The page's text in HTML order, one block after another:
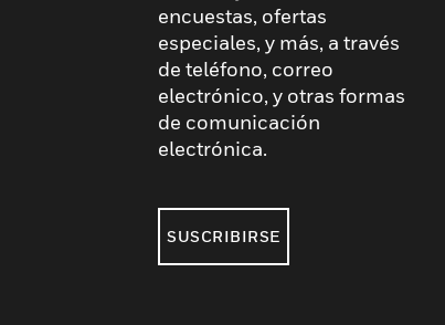
encuestas, ofertas
especiales, y más, a través
de teléfono, correo
electrónico, y otras formas
de comunicación
electrónica.
SUSCRIBIRSE